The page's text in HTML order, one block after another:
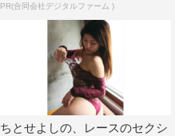
PR(合同会社デジタルファーム )
ちとせよしの、レースのセクシ